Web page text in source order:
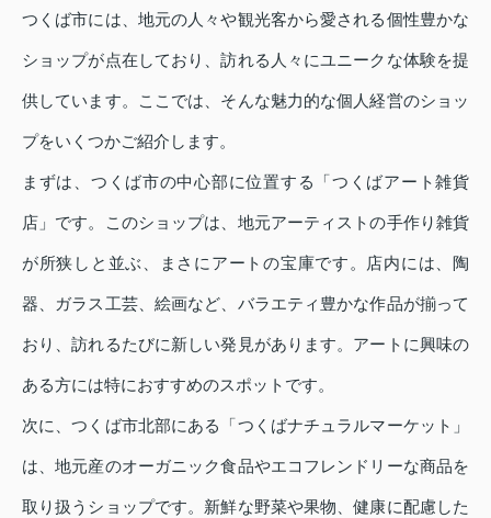
つくば市には、地元の人々や観光客から愛される個性豊かな
ショップが点在しており、訪れる人々にユニークな体験を提
供しています。ここでは、そんな魅力的な個人経営のショッ
プをいくつかご紹介します。
まずは、つくば市の中心部に位置する「つくばアート雑貨
店」です。このショップは、地元アーティストの手作り雑貨
が所狭しと並ぶ、まさにアートの宝庫です。店内には、陶
器、ガラス工芸、絵画など、バラエティ豊かな作品が揃って
おり、訪れるたびに新しい発見があります。アートに興味の
ある方には特におすすめのスポットです。
次に、つくば市北部にある「つくばナチュラルマーケット」
は、地元産のオーガニック食品やエコフレンドリーな商品を
取り扱うショップです。新鮮な野菜や果物、健康に配慮した